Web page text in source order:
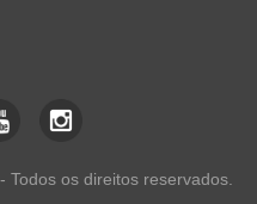
os direitos reservados.